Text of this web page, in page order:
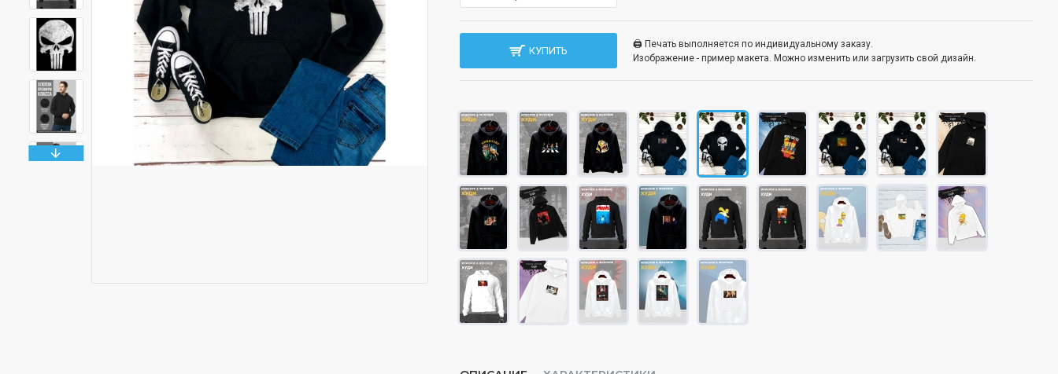
КУПИТЬ
🖨️ Печать выполняется по индивидуальному заказу.
Изображение - пример макета. Можно изменить или загрузить свой дизайн.